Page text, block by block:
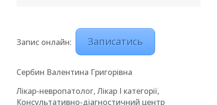
Запис онлайн: Записатись
Сербин Валентина Григорівна
Лікар-невропатолог, Лікар І категорії,
Консультативно-діагностичний центр